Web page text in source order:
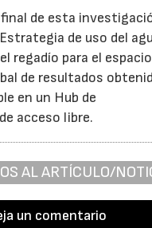
de esta
de uso del
regadío para el espacio
de resultados
en un Hub de
acceso libre.
AL ARTÍCULO/
un comentario